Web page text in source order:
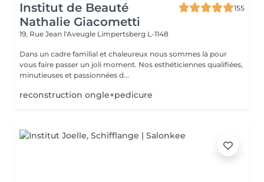
Institut de Beauté
Nathalie Giacometti
155
19, Rue Jean l'Aveugle Limpertsberg L-1148
Dans un cadre familial et chaleureux nous sommes là pour
vous faire passer un joli moment. Nos esthéticiennes qualifiées,
minutieuses et passionnées d...
reconstruction ongle+pedicure